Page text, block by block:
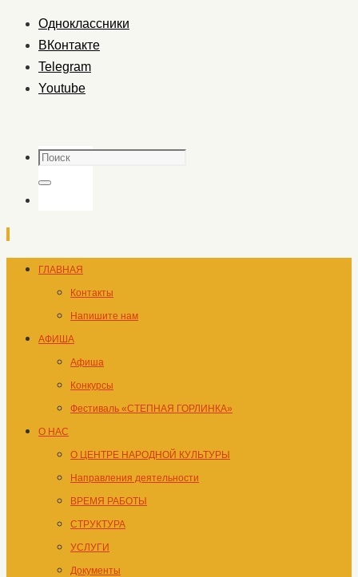
Одноклассники
ВКонтакте
Telegram
Youtube
Поиск
Поиск
Перейти
содержимому
ГЛАВНАЯ
Контакты
Напишите нам
АФИША
Афиша
Конкурсы
Фестиваль «СТЕПНАЯ ГОРЛИНКА»
О НАС
О ЦЕНТРЕ НАРОДНОЙ КУЛЬТУРЫ
Направления деятельности
ВРЕМЯ РАБОТЫ
СТРУКТУРА
УСЛУГИ
Документы